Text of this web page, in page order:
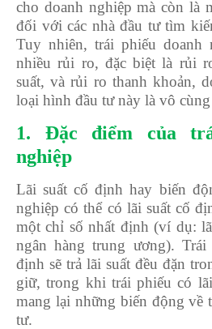
cho doanh nghiệp mà còn là
đối với các nhà đầu tư tìm
Tuy nhiên, trái phiếu doanh
nhiều rủi ro, đặc biệt là rủi
suất, và rủi ro thanh khoản,
loại hình đầu tư này là vô
1. Đặc điểm của
nghiệp
Lãi suất cố định hay biến
nghiệp có thể có lãi suất cố
một chỉ số nhất định (ví dụ:
ngân hàng trung ương).
định sẽ trả lãi suất đều đặn
giữ, trong khi trái phiếu có
mang lại những biến động về
tư.